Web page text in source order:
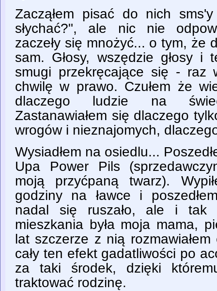
Zacząłem pisać do nich
słychać?", ale nic nie
zaczeły się mnożyć... o tym, że
sam. Głosy, wszędzie głosy i
smugi przekręcające się - raz
chwilę w prawo. Czułem że
dlaczego ludzie na
Zastanawiałem się dlaczego
wrogów i nieznajomych,
Wysiadłem na osiedlu...
Upa Power Pils
moją przyćpaną twarz).
godziny na ławce i
nadal się ruszało, ale i tak
mieszkania była moja mama,
lat szczerze z nią
cały ten efekt gadatliwości po
za taki środek, dzięki
traktować rodzinę.